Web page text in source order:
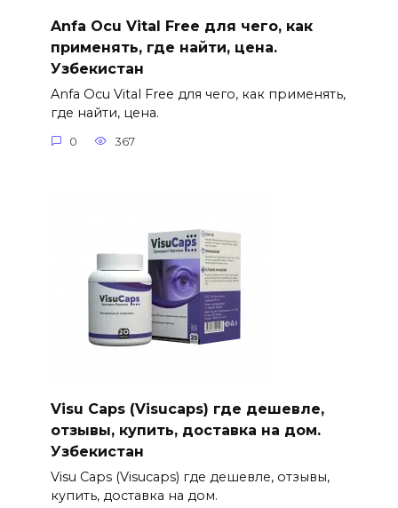
Anfa Ocu Vital Free для чего, как
применять, где найти, цена.
Узбекистан
Anfa Ocu Vital Free для чего, как применять,
где найти, цена.
0 367
Visu Caps (Visucaps) где дешевле,
отзывы, купить, доставка на дом.
Узбекистан
Visu Caps (Visucaps) где дешевле, отзывы,
купить, доставка на дом.